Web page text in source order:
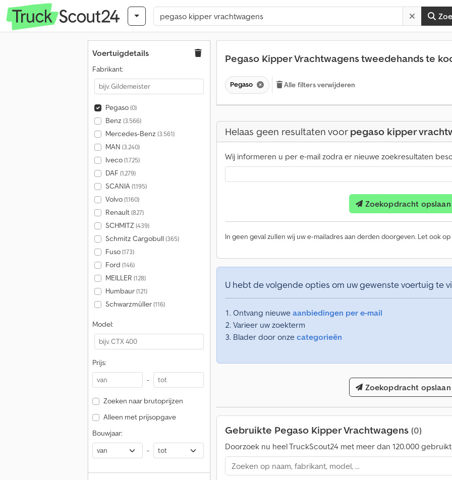
Voertuigdetails
Fabrikant:
Pegaso(0)
Benz (3.566)
Mercedes-Benz (3.561)
MAN (3.240)
Iveco(1.725)
DAF (1.279)
SCANIA(1.195)
Volvo(1.160)
Renault(827)
SCHMITZ(439)
Schmitz Cargobull (365)
Fuso(173)
Ford (146)
MEILLER (128)
Humbaur(121)
Schwarzmüller(116)
Model:
Prijs:
-
Zoeken naar brutoprijzen
Alleen met prijsopgave
Bouwjaar:
-
Pegaso Kipper Vrachtwagens tweedehands te
Pegaso Alle filters verwijderen
Helaas geen resultaten voorpegaso kipper
Wij informeren u per e-mail zodra er nieuwe zoekresultaten
Zoekopdracht opslaan
In geen geval zullen wij uw e-mailadres aan derden doorgeven. Let ook op
U hebt de volgende opties om uw gewenste voertuig te
Ontvang nieuwe aanbiedingen per e-mail
Varieer uw zoekterm
Blader door onze categorieën
Zoekopdracht opslaan
Gebruikte Pegaso Kipper Vrachtwagens (0)
Doorzoek nu heel TruckScout24 met meer dan 120.000
M
e
r
d
.
0
k
o
p
a
a